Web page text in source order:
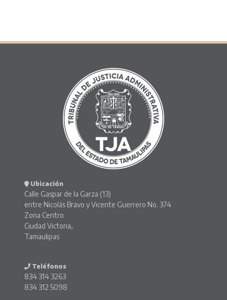
Ubicación
Calle Gaspar de la Garza (13)
entre Nicolás Bravo y Vicente Guerrero No. 374
Zona Centro
Ciudad Victoria,
Tamaulipas
Teléfonos
834 314 3263
834 312 5098